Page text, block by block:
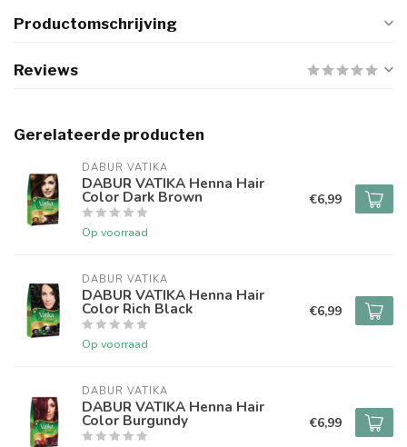
Productomschrijving
Reviews
Gerelateerde producten
DABUR VATIKA
DABUR VATIKA Henna Hair
Color Dark Brown
Op voorraad
€6,99
DABUR VATIKA
DABUR VATIKA Henna Hair
Color Rich Black
Op voorraad
€6,99
DABUR VATIKA
DABUR VATIKA Henna Hair
Color Burgundy €6,99